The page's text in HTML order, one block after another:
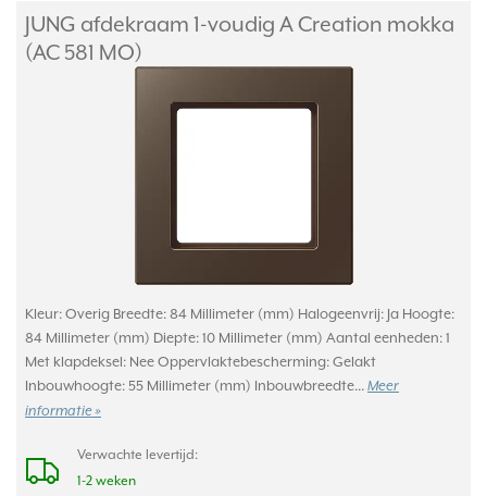
JUNG afdekraam 1-voudig A Creation mokka
(AC 581 MO)
Kleur: Overig Breedte: 84 Millimeter (mm) Halogeenvrij: Ja Hoogte:
84 Millimeter (mm) Diepte: 10 Millimeter (mm) Aantal eenheden: 1
Met klapdeksel: Nee Oppervlaktebescherming: Gelakt
Inbouwhoogte: 55 Millimeter (mm) Inbouwbreedte... Meer
informatie »
Verwachte levertijd:
1-2 weken